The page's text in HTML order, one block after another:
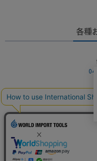
各種
10
お問い合わせフ